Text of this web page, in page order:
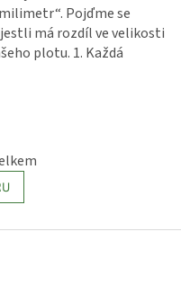
Pojďme se
má rozdíl ve velikosti
plotu. 1. Každá